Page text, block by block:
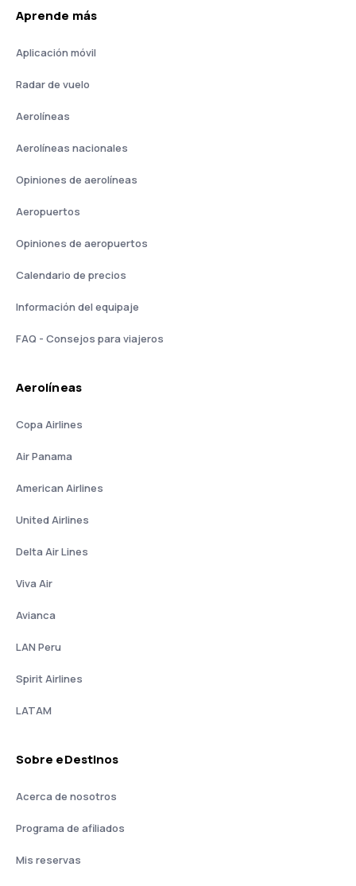
Aprende más
Aplicación móvil
Radar de vuelo
Aerolíneas
Aerolíneas nacionales
Opiniones de aerolíneas
Aeropuertos
Opiniones de aeropuertos
Calendario de precios
Información del equipaje
FAQ - Consejos para viajeros
Aerolíneas
Copa Airlines
Air Panama
American Airlines
United Airlines
Delta Air Lines
Viva Air
Avianca
LAN Peru
Spirit Airlines
LATAM
Sobre eDestinos
Acerca de nosotros
Programa de afiliados
Mis reservas